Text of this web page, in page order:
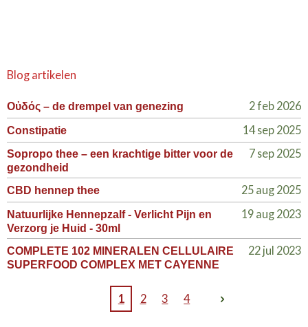
Blog artikelen
Οὐδός – de drempel van genezing 2 feb 2026
Constipatie 14 sep 2025
Sopropo thee – een krachtige bitter voor de
gezondheid
7 sep 2025
CBD hennep thee 25 aug 2025
Natuurlijke Hennepzalf - Verlicht Pijn en
Verzorg je Huid - 30ml
19 aug 2023
COMPLETE 102 MINERALEN CELLULAIRE
SUPERFOOD COMPLEX MET CAYENNE
22 jul 2023
1 2 3 4